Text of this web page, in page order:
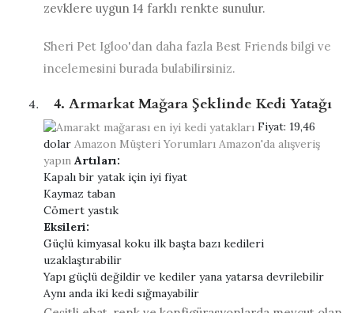
zevklere uygun 14 farklı renkte sunulur.
Sheri Pet Igloo'dan daha fazla Best Friends bilgi ve
incelemesini burada bulabilirsiniz.
4. Armarkat Mağara Şeklinde Kedi Yatağı
Fiyat: 19,46
dolar Amazon Müşteri Yorumları Amazon'da alışveriş
yapın Artıları:
Kapalı bir yatak için iyi fiyat
Kaymaz taban
Cömert yastık
Eksileri:
Güçlü kimyasal koku ilk başta bazı kedileri
uzaklaştırabilir
Yapı güçlü değildir ve kediler yana yatarsa ​​devrilebilir
Aynı anda iki kedi sığmayabilir